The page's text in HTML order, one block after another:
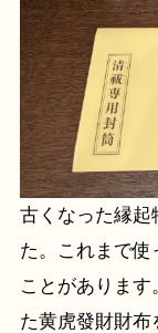
古くなった縁起
た。これまで使
ことがありま
た黄虎發財財布